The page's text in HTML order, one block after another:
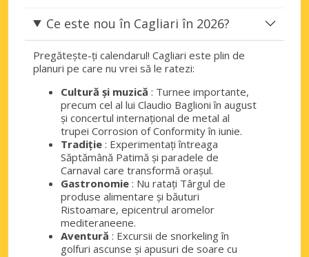
Ce este nou în Cagliari în 2026?
Pregătește-ți calendarul! Cagliari este plin de
planuri pe care nu vrei să le ratezi:
Cultură și muzică : Turnee importante,
precum cel al lui Claudio Baglioni în august
și concertul internațional de metal al
trupei Corrosion of Conformity în iunie.
Tradiție : Experimentați întreaga
Săptămână Patimă și paradele de
Carnaval care transformă orașul.
Gastronomie : Nu ratați Târgul de
produse alimentare și băuturi
Ristoamare, epicentrul aromelor
mediteraneene.
Aventură : Excursii de snorkeling în
golfuri ascunse și apusuri de soare cu